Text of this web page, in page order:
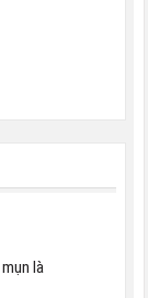
là